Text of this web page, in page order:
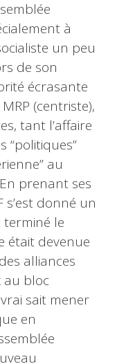
à
un peu
de son
écrasante
(centriste),
tant l’affaire
“politiques”
au
prenant ses
donné un
le
était devenue
alliances
au bloc
sait mener
en